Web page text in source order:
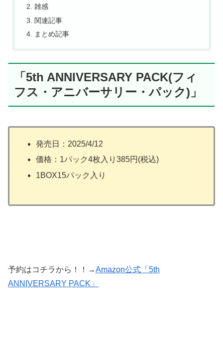
雑感
関連記事
まとめ記事
「5th ANNIVERSARY PACK(フィ
フス・アニバーサリー・パック)」
発売日：2025/4/12
価格：1パック4枚入り385円(税込)
1BOX15パック入り
予約はコチラから！！→Amazon公式「5th
ANNIVERSARY PACK」